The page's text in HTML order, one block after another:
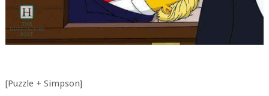
[Puzzle + Simpson]